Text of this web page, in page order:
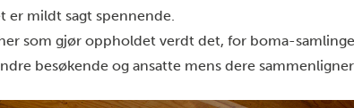
er mildt sagt spennende.
som gjør oppholdet verdt det, for boma-
besøkende og ansatte mens dere